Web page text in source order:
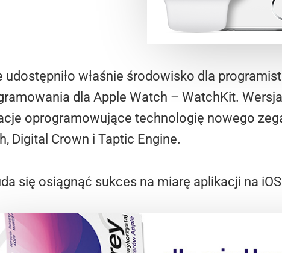
udostępniło właśnie środowisko dla
dla Apple Watch – WatchKit.
oprogramowujące technologię nowego
Digital Crown i Taptic Engine.
się osiągnąć sukces na miarę aplikacji na